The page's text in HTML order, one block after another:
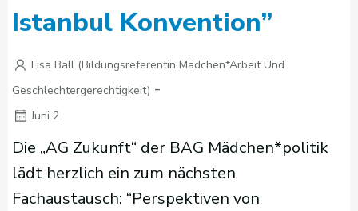
Istanbul Konvention”
Lisa Ball (Bildungsreferentin Mädchen*arbeit Und
Geschlechtergerechtigkeit) -
Juni 2
Die „AG Zukunft“ der BAG Mädchen*politik
lädt herzlich ein zum nächsten
Fachaustausch: “Perspektiven von